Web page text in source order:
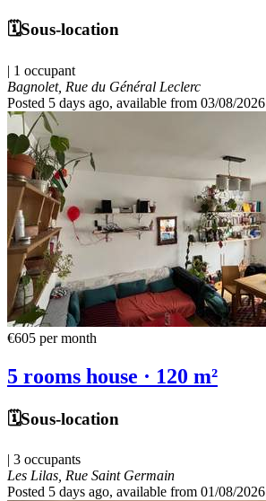
🗓️Sous-location
| 1 occupant
Bagnolet, Rue du Général Leclerc
Posted 5 days ago, available from 03/08/2026
€605 per month
5 rooms house · 120 m²
🗓️Sous-location
| 3 occupants
Les Lilas, Rue Saint Germain
Posted 5 days ago, available from 01/08/2026